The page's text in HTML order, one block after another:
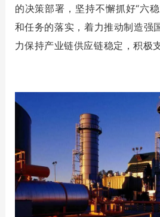
的决策部署，坚持不懈抓好“六
和任务的落实，着力推动制造强
力保持产业链供应链稳定，积极